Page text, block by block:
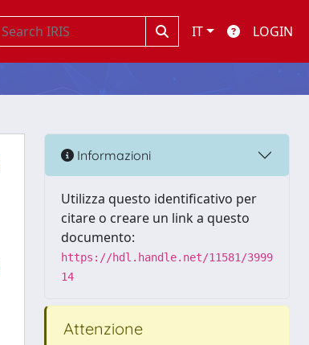
IT LOGIN
Informazioni
Utilizza questo identificativo per
citare o creare un link a questo
documento:
https://hdl.handle.net/11581/3999
14
Attenzione